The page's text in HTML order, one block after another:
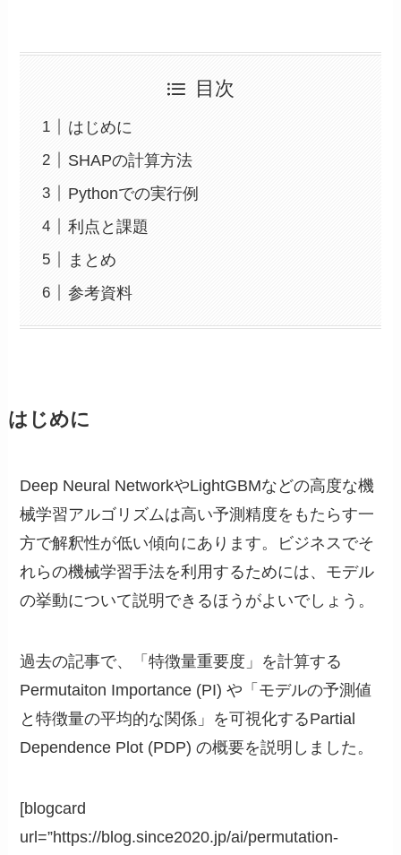
目次
はじめに
SHAPの計算方法
Pythonでの実行例
利点と課題
まとめ
参考資料
はじめに
Deep Neural NetworkやLightGBMなどの高度な機
械学習アルゴリズムは高い予測精度をもたらす一
方で解釈性が低い傾向にあります。ビジネスでそ
れらの機械学習手法を利用するためには、モデル
の挙動について説明できるほうがよいでしょう。
過去の記事で、「特徴量重要度」を計算する
Permutaiton Importance (PI) や「モデルの予測値
と特徴量の平均的な関係」を可視化するPartial
Dependence Plot (PDP) の概要を説明しました。
[blogcard
url=”https://blog.since2020.jp/ai/permutation-